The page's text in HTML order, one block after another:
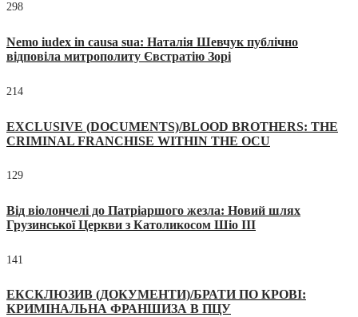
298
Nemo iudex in causa sua: Наталія Шевчук публічно
відповіла митрополиту Євстратію Зорі
214
EXCLUSIVE (DOCUMENTS)/BLOOD BROTHERS: THE
CRIMINAL FRANCHISE WITHIN THE OCU
129
Від віолончелі до Патріаршого жезла: Новий шлях
Грузинської Церкви з Католикосом Шіо III
141
ЕКСКЛЮЗИВ (ДОКУМЕНТИ)/БРАТИ ПО КРОВІ:
КРИМІНАЛЬНА ФРАНШИЗА В ПЦУ